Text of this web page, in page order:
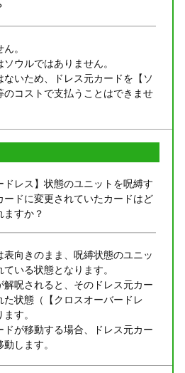
。
ソウルではありません。
ないため、ドレス元カードを【ソ
のコストで支払うことはできませ
ドレス】状態のユニットを呪縛す
ードに変更されていたカードはど
ますか？
表向きのまま、呪縛状態のユニッ
ている状態となります。
解呪されると、そのドレス元カー
た状態（【クロスオーバードレ
す。
ドが移動する場合、ドレス元カー
します。